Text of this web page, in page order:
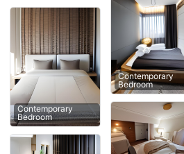
Contemporary
Bedroom
Contemporary
Bedroom